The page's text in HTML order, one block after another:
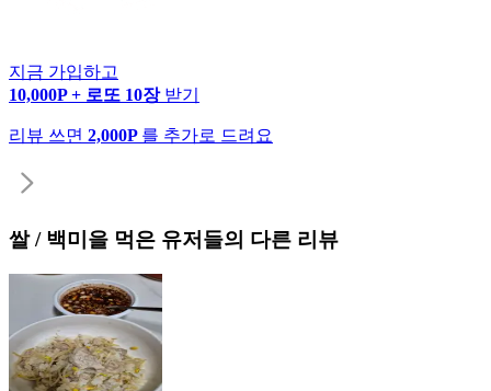
지금 가입하고
10,000P + 로또 10장 받기
리뷰 쓰면 2,000P 를 추가로 드려요
쌀 / 백미 을 먹은 유저들의 다른 리뷰